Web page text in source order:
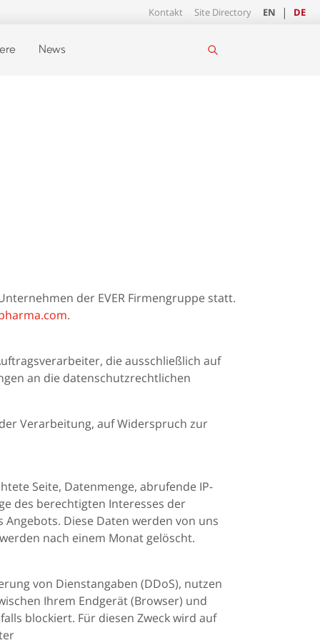
Kontakt Site Directory EN DE
News
der EVER Firmengruppe statt.
.
die ausschließlich auf
an die datenschutzrechtlichen
Verarbeitung, auf Widerspruch zur
Seite, Datenmenge, abrufende IP-
des berechtigten Interesses der
Diese Daten werden von uns
nach einem Monat gelöscht.
von Dienstangaben (DDoS), nutzen
Ihrem Endgerät (Browser) und
blockiert. Für diesen Zweck wird auf